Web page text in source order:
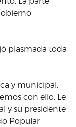
plasmada toda
y municipal.
con ello. Le
y su presidente
Popular